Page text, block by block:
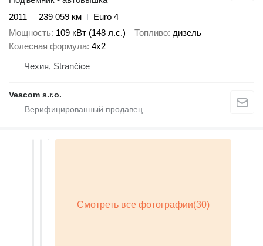
2011
239 059 км
Euro 4
Мощность 109 кВт (148 л.с.) Топливо дизель
Колесная формула 4x2
Чехия, Strančice
Veacom s.r.o.